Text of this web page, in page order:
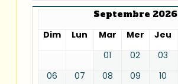
Septembre 2026
Dim
Lun Mar Mer Jeu
01
02 03
06
07 08 09 10